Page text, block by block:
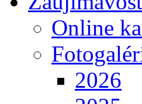
Online
2026